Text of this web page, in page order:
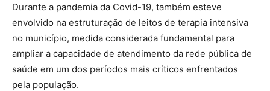
Durante a pandemia da Covid-19, também esteve
envolvido na estruturação de leitos de terapia intensiva
no município, medida considerada fundamental para
ampliar a capacidade de atendimento da rede pública de
saúde em um dos períodos mais críticos enfrentados
pela população.